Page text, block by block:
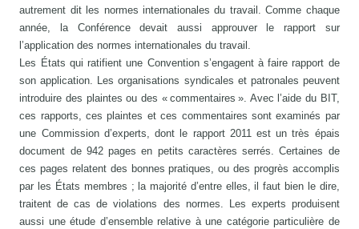
autrement dit les normes internationales du travail. Comme chaque
année, la Conférence devait aussi approuver le rapport sur
l’application des normes internationales du travail.
Les États qui ratifient une Convention s’engagent à faire rapport de
son application. Les organisations syndicales et patronales peuvent
introduire des plaintes ou des « commentaires ». Avec l’aide du BIT,
ces rapports, ces plaintes et ces commentaires sont examinés par
une Commission d’experts, dont le rapport 2011 est un très épais
document de 942 pages en petits caractères serrés. Certaines de
ces pages relatent des bonnes pratiques, ou des progrès accomplis
par les États membres ; la majorité d’entre elles, il faut bien le dire,
traitent de cas de violations des normes. Les experts produisent
aussi une étude d’ensemble relative à une catégorie particulière de